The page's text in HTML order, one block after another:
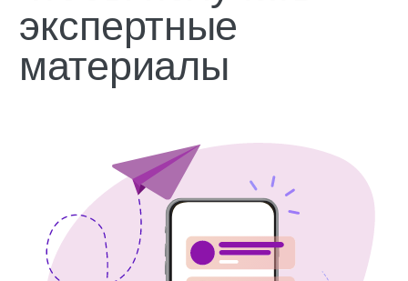
Кейсы
Новости
Мероприятия
Предпродажная упаковка
Оценка перед продажей